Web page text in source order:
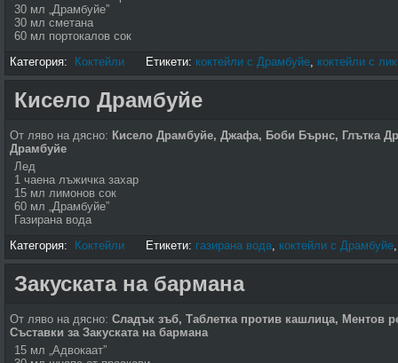
30 мл „Драмбуйе”
30 мл сметана
60 мл портокалов сок
Категория:
Коктейли Етикети: коктейли с Драмбуйе, коктейли с
Кисело Драмбуйе
От ляво на дясно: Кисело Драмбуйе, Джафа, Боби Бърнс, Глътка
Драмбуйе
Лед
1 чаена лъжичка захар
15 мл лимонов сок
60 мл „Драмбуйе”
Газирана вода
Категория:
Коктейли Етикети: газирана вода, коктейли с Драмбуйе
Закуската на бармана
От ляво на дясно: Сладък зъб, Таблетка против кашлица, Ментов
Съставки за Закуската на бармана
15 мл „Адвокаат”